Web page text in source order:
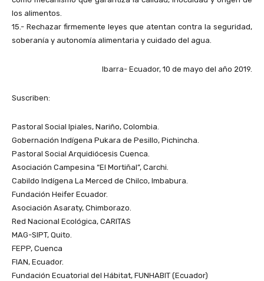
los alimentos.
15.- Rechazar firmemente leyes que atentan contra la seguridad,
soberanía y autonomía alimentaria y cuidado del agua.
Ibarra- Ecuador, 10 de mayo del año 2019.
Suscriben:
Pastoral Social Ipiales, Nariño, Colombia.
Gobernación Indígena Pukara de Pesillo, Pichincha.
Pastoral Social Arquidiócesis Cuenca.
Asociación Campesina “El Mortiñal”, Carchi.
Cabildo Indígena La Merced de Chilco, Imbabura.
Fundación Heifer Ecuador.
Asociación Asaraty, Chimborazo.
Red Nacional Ecológica, CARITAS
MAG-SIPT, Quito.
FEPP, Cuenca
FIAN, Ecuador.
Fundación Ecuatorial del Hábitat, FUNHABIT (Ecuador)